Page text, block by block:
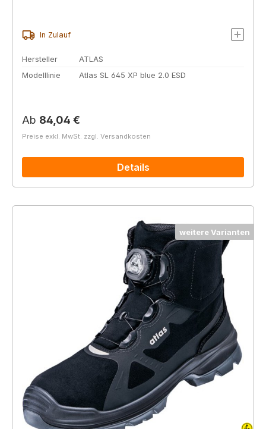
In Zulauf
Hersteller
ATLAS
Modelllinie
Atlas SL 645 XP blue 2.0 ESD
Regulärer Preis:
Ab 84,04 €
Preise exkl. MwSt. zzgl. Versandkosten
Details
weitere Varianten